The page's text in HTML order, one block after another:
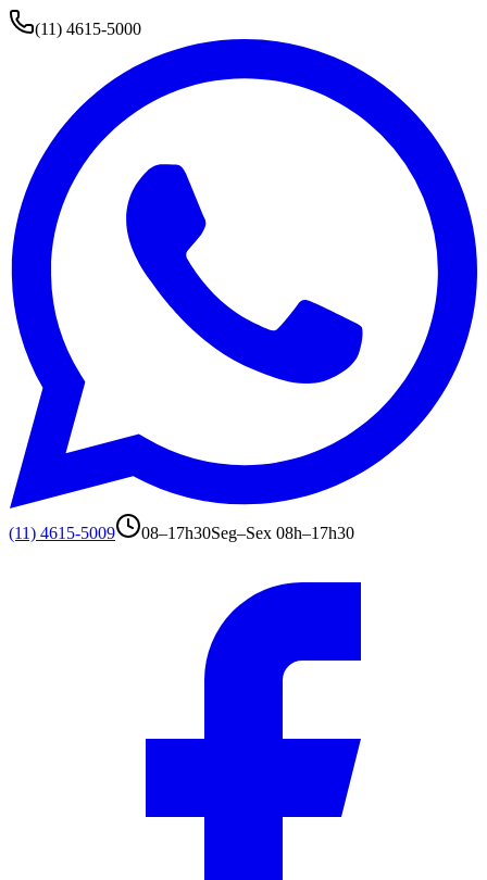
(11) 4615-5000
(11) 4615-5009 08–17h30Seg–Sex 08h–17h30